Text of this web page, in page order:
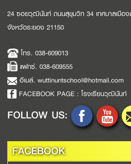
24 ซอยวุฒินันท์ ถนนสุขุมวิท 34 เทศบาลเมือง
จังหวัดระยอง 21150
โทร. 038-609013
แฟกซ์. 038-609555
อีเมล์. wuttinuntschool@hotmail.com
FACEBOOK PAGE : โรงเรียนวุฒินันท์
FOLLOW US:
FACEBOOK